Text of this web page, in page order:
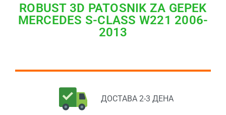
ROBUST 3D PATOSNIK ZA GEPEK
MERCEDES S-CLASS W221 2006-
2013
ДОСТАВА 2-3 ДЕНА